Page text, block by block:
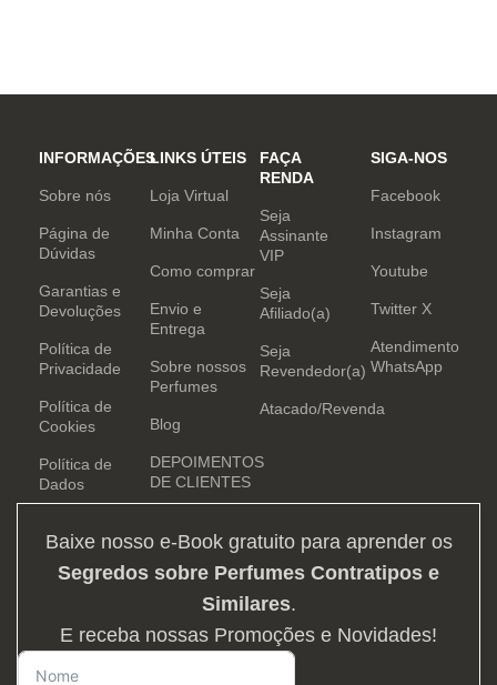
INFORMAÇÕES
Sobre nós
Página de
Dúvidas
Garantias e
Devoluções
Política de
Privacidade
Política de
Cookies
Política de
Dados
LINKS ÚTEIS
Loja Virtual
Minha Conta
Como comprar
Envio e
Entrega
Sobre nossos
Perfumes
Blog
DEPOIMENTOS
DE CLIENTES
FAÇA
RENDA
Seja
Assinante
VIP
Seja
Afiliado(a)
Seja
Revendedor(a)
Atacado/Revenda
SIGA-NOS
Facebook
Instagram
Youtube
Twitter X
Atendimento
WhatsApp
Baixe nosso e-Book gratuito para aprender os
Segredos sobre Perfumes Contratipos e
Similares.
E receba nossas Promoções e Novidades!